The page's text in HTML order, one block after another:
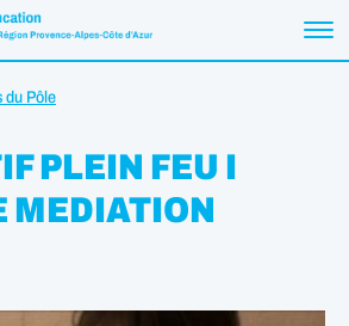
du Pôle
PLEIN FEU I
MEDIATION